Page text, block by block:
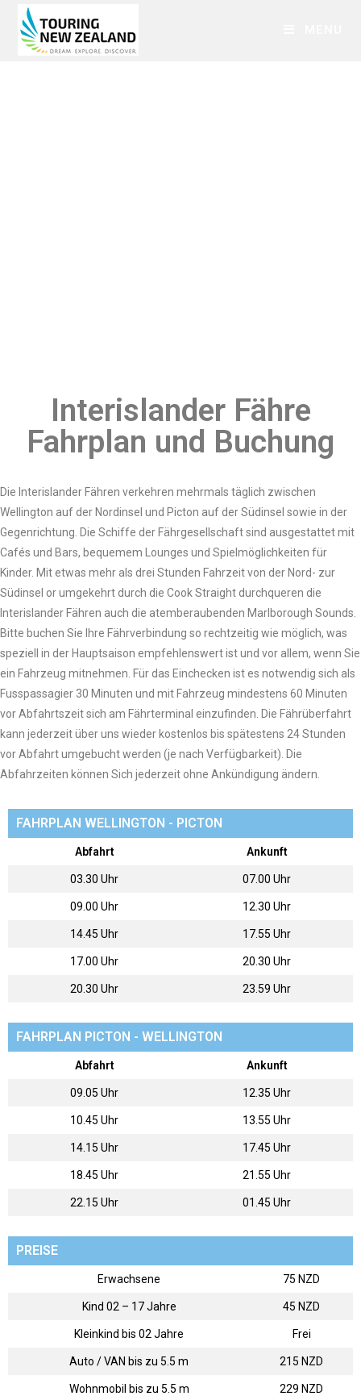
Interislander Fähre
Fahrplan und Buchung
Die Interislander Fähren verkehren mehrmals täglich zwischen
Wellington auf der Nordinsel und Picton auf der Südinsel sowie in der
Gegenrichtung. Die Schiffe der Fährgesellschaft sind ausgestattet mit
Cafés und Bars, bequemem Lounges und Spielmöglichkeiten für
Kinder. Mit etwas mehr als drei Stunden Fahrzeit von der Nord- zur
Südinsel or umgekehrt durch die Cook Straight durchqueren die
Interislander Fähren auch die atemberaubenden Marlborough Sounds.
Bitte buchen Sie Ihre Fährverbindung so rechtzeitig wie möglich, was
speziell in der Hauptsaison empfehlenswert ist und vor allem, wenn Sie
ein Fahrzeug mitnehmen. Für das Einchecken ist es notwendig sich als
Fusspassagier 30 Minuten und mit Fahrzeug mindestens 60 Minuten
vor Abfahrtszeit sich am Fährterminal einzufinden. Die Fährüberfahrt
kann jederzeit über uns wieder kostenlos bis spätestens 24 Stunden
vor Abfahrt umgebucht werden (je nach Verfügbarkeit). Die
Abfahrzeiten können Sich jederzeit ohne Ankündigung ändern.
FAHRPLAN WELLINGTON - PICTON
Abfahrt Ankunft
03.30 Uhr 07.00 Uhr
09.00 Uhr 12.30 Uhr
14.45 Uhr 17.55 Uhr
17.00 Uhr 20.30 Uhr
20.30 Uhr 23.59 Uhr
FAHRPLAN PICTON - WELLINGTON
Abfahrt Ankunft
09.05 Uhr 12.35 Uhr
10.45 Uhr 13.55 Uhr
14.15 Uhr 17.45 Uhr
18.45 Uhr 21.55 Uhr
22.15 Uhr 01.45 Uhr
PREISE
Erwachsene 75 NZD
Kind 02 – 17 Jahre 45 NZD
Kleinkind bis 02 Jahre Frei
Auto / VAN bis zu 5.5 m 215 NZD
Wohnmobil bis zu 5.5 m 229 NZD